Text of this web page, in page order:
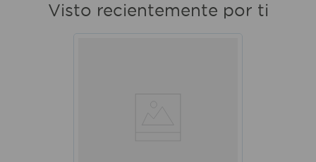
Visto recientemente por ti